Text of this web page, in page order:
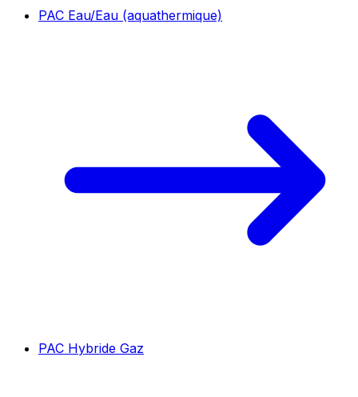
PAC Eau/Eau (aquathermique)
PAC Hybride Gaz